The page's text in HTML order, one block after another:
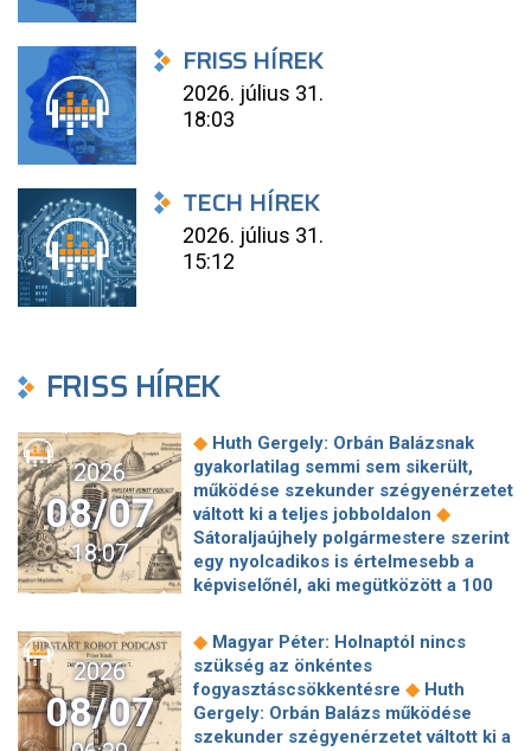
FRISS HÍREK
2026. július 31.
18:03
TECH HÍREK
2026. július 31.
15:12
FRISS HÍREK
2026
08/07
18:07
◆ Huth Gergely: Orbán Balázsnak
gyakorlatilag semmi sem sikerült,
működése szekunder szégyenérzetet
váltott ki a teljes jobboldalon ◆
Sátoraljaújhely polgármestere szerint
egy nyolcadikos is értelmesebb a
képviselőnél, aki megütközött a 100
hírszerzés szerint Putyin pár éven
belül megtámadhat egy NATO-
tagállamot ◆ Vitézy Dávid
elmagyarázta, miért Mészárosék
cége nyerte a közbeszerzést
2026
08/07
◆ Magyar Péter: Holnaptól nincs
szükség az önkéntes
fogyasztáscsökkentésre ◆ Huth
Gergely: Orbán Balázs működése
szekunder szégyenérzetet váltott ki a